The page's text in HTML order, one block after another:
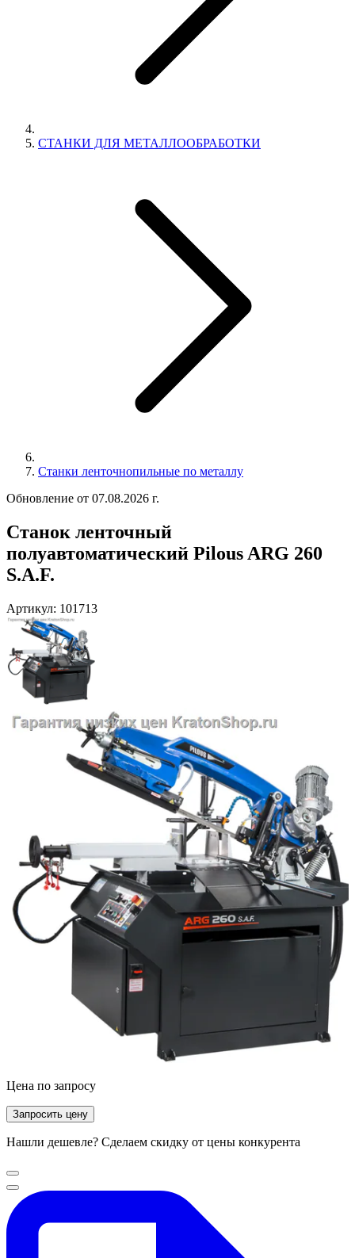
СТАНКИ ДЛЯ МЕТАЛЛООБРАБОТКИ
Станки ленточнопильные по металлу
Обновление от 07.08.2026 г.
Станок ленточный
полуавтоматический Pilous ARG 260
S.A.F.
Артикул: 101713
Цена по запросу
Запросить цену
Нашли дешевле? Сделаем скидку от цены конкурента